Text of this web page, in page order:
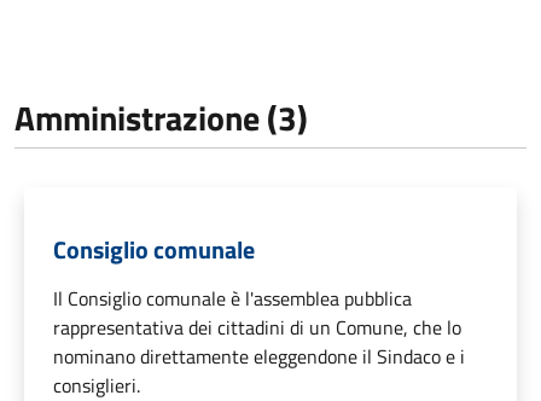
Amministrazione (3)
Consiglio comunale
Il Consiglio comunale è l'assemblea pubblica
rappresentativa dei cittadini di un Comune, che lo
nominano direttamente eleggendone il Sindaco e i
consiglieri.